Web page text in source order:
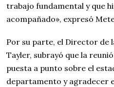
trabajo fundamental y que
acompañado», expresó
Por su parte, el Director de
Tayler, subrayó que la
puesta a punto sobre el
departamento y agradecer